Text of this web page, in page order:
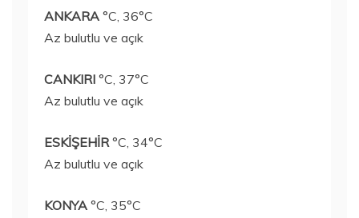
ANKARA °C, 36°C
Az bulutlu ve açık
CANKIRI °C, 37°C
Az bulutlu ve açık
ESKİŞEHİR°C, 34°C
Az bulutlu ve açık
KONYA °C, 35°C